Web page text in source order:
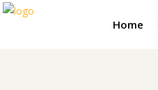
Home